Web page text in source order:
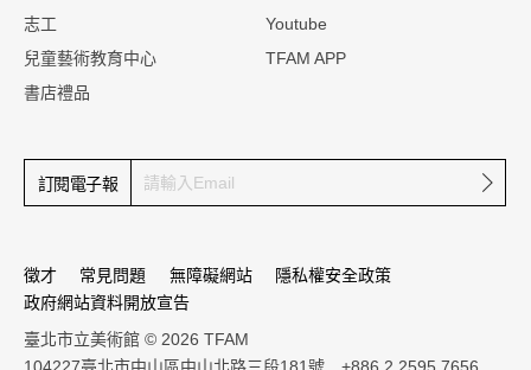
志工
兒童藝術教育中心
書店禮品
Youtube
TFAM APP
訂閱電子報 確定
徵才 常見問題 無障礙網站
隱私權安全政策
政府網站資料開放宣告
臺北市立美術館 © 2026 TFAM
104227臺北市中山區中山北路三段181號 +886 2 2595 7656